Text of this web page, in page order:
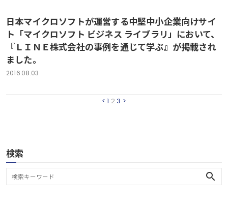
日本マイクロソフトが運営する中堅中小企業向けサイ
ト「マイクロソフト ビジネス ライブラリ」において、
『ＬＩＮＥ株式会社の事例を通じて学ぶ』が掲載され
ました。
2016.08.03
< 1 2 3 >
検索
search